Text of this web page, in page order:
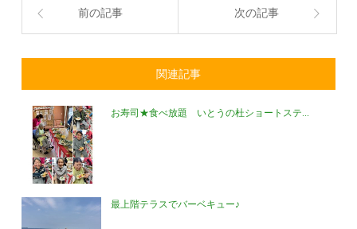
前の記事 次の記事
関連記事
お寿司★食べ放題 いとうの杜ショートステ...
最上階テラスでバーベキュー♪